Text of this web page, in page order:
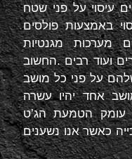
עיסוי על פני שטח
באמצעות פולסים
מערכות מגנטיות
ועוד רבים .החשוב
שלהם על פני כל מושב
אחד יהיו עשרה
אחר 3 ג’טים ) עומק הטמעת הג’ט
כאשר אנו נשענים